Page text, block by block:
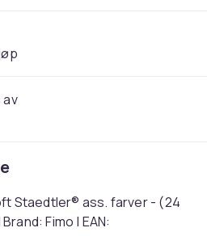
av
Staedtler® ass. farver - (24
Fimo | EAN: